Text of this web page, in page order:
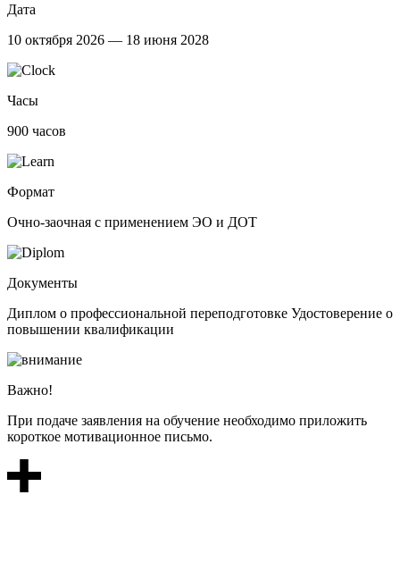
Дата
10 октября 2026 — 18 июня 2028
Часы
900 часов
Формат
Очно-заочная с применением ЭО и ДОТ
Документы
Диплом о профессиональной переподготовке Удостоверение о
повышении квалификации
Важно!
При подаче заявления на обучение необходимо приложить
короткое мотивационное письмо.